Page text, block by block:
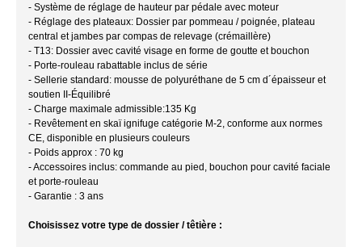
- Système de réglage de hauteur par pédale avec moteur
- Réglage des plateaux: Dossier par pommeau / poignée, plateau
central et jambes par compas de relevage (crémaillère)
- T13: Dossier avec cavité visage en forme de goutte et bouchon
- Porte-rouleau rabattable inclus de série
- Sellerie standard: mousse de polyuréthane de 5 cm d´épaisseur et
soutien II-Équilibré
- Charge maximale admissible:135 Kg
- Revêtement en skaï ignifuge catégorie M-2, conforme aux normes
CE, disponible en plusieurs couleurs
- Poids approx : 70 kg
- Accessoires inclus: commande au pied, bouchon pour cavité faciale
et porte-rouleau
- Garantie : 3 ans
Choisissez votre type de dossier / têtière :